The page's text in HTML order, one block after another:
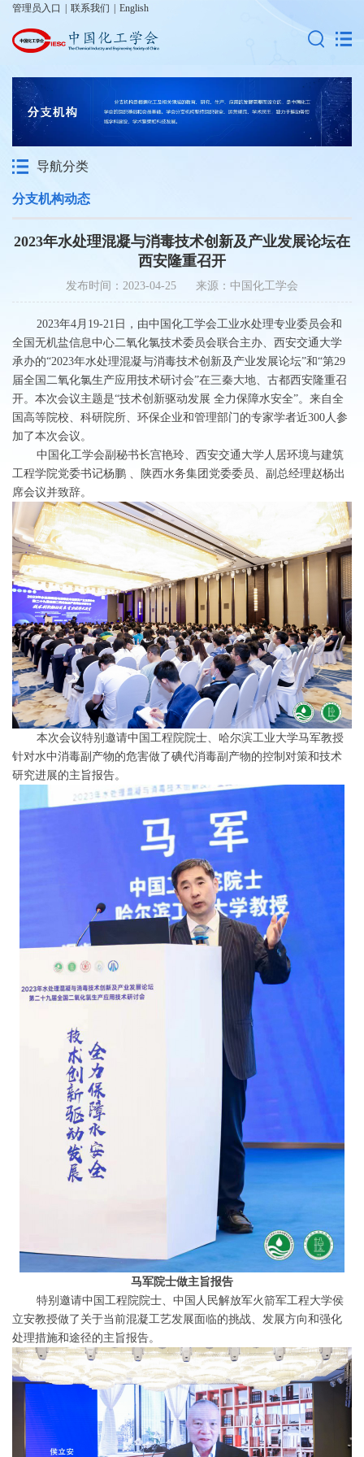
管理员入口 联系我们 English
导航分类
分支机构动态
2023年水处理混凝与消毒技术创新及产业发展论坛在
西安隆重召开
发布时间：2023-04-25 来源：中国化工学会
2023年4月19-21日，由中国化工学会工业水处理专业委员会和
全国无机盐信息中心二氧化氯技术委员会联合主办、西安交通大学
承办的“2023年水处理混凝与消毒技术创新及产业发展论坛”和“第29
届全国二氧化氯生产应用技术研讨会”在三秦大地、古都西安隆重召
开。 本次会议主题是“技术创新驱动发展 全力保障水安全”。来自全
国高等院校、科研院所、环保企业和管理部门的专家学者近300人参
加了本次会议。
中国化工学会副秘书长宫艳玲、西安交通大学人居环境与建筑
工程学院党委书记杨鹏 、陕西水务集团党委委员、副总经理赵杨出
席会议并致辞。
本次会议特别邀请中国工程院院士、哈尔滨工业大学马军教授
针对水中消毒副产物的危害做了碘代消毒副产物的控制对策和技术
研究进展的主旨报告。
马军院士做主旨报告
特别邀请中国工程院院士、中国人民解放军火箭军工程大学侯
立安教授做了关于当前混凝工艺发展面临的挑战、发展方向和强化
处理措施和途径的主旨报告。